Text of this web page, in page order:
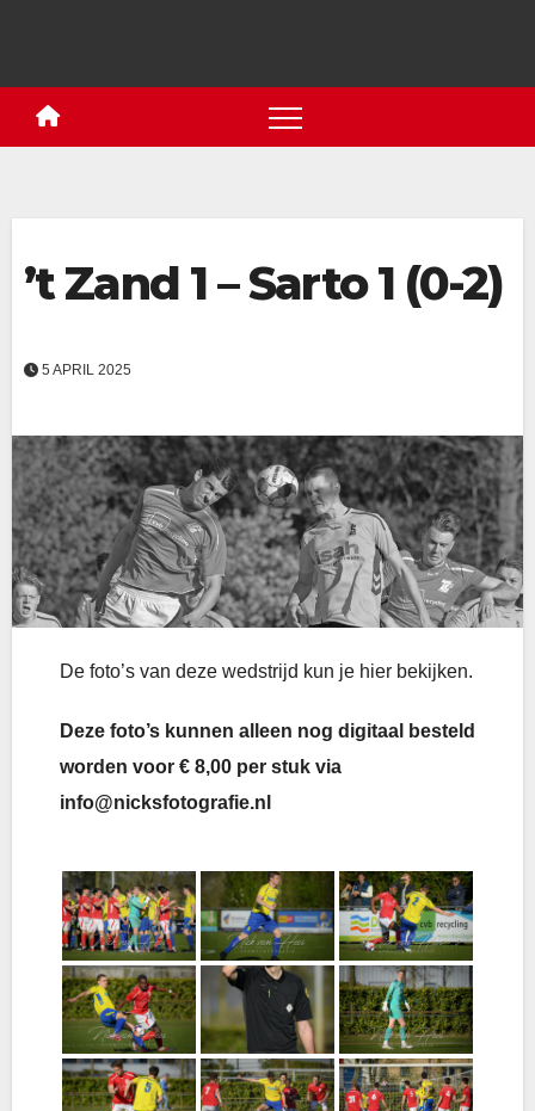
’t Zand 1 – Sarto 1 (0-2)
5 APRIL 2025
De foto’s van deze wedstrijd kun je hier bekijken.
Deze foto’s kunnen alleen nog digitaal besteld
worden voor € 8,00 per stuk via
info@nicksfotografie.nl